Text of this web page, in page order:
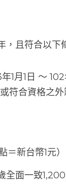
，且符合以下
1月1日 ～ 102
符合資格之
＝新台幣1元）
全面一致